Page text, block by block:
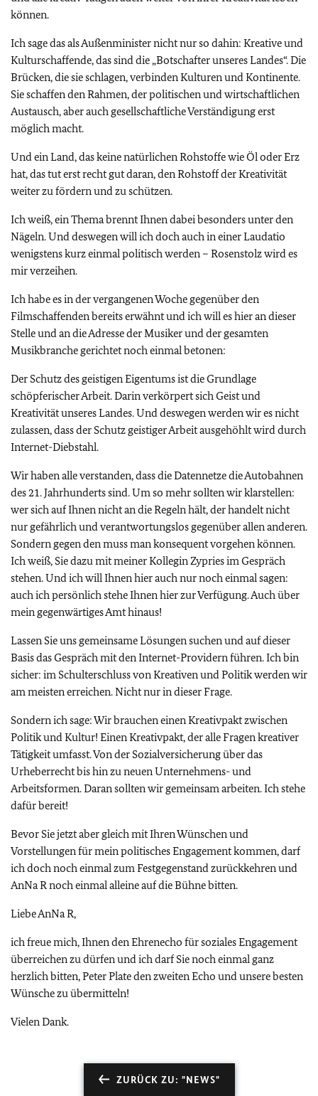
können.
Ich sage das als Außenminister nicht nur so dahin: Kreative und
Kulturschaffende, das sind die „Botschafter unseres Landes“. Die
Brücken, die sie schlagen, verbinden Kulturen und Kontinente.
Sie schaffen den Rahmen, der politischen und wirtschaftlichen
Austausch, aber auch gesellschaftliche Verständigung erst
möglich macht.
Und ein Land, das keine natürlichen Rohstoffe wie Öl oder Erz
hat, das tut erst recht gut daran, den Rohstoff der Kreativität
weiter zu fördern und zu schützen.
Ich weiß, ein Thema brennt Ihnen dabei besonders unter den
Nägeln. Und deswegen will ich doch auch in einer Laudatio
wenigstens kurz einmal politisch werden – Rosenstolz wird es
mir verzeihen.
Ich habe es in der vergangenen Woche gegenüber den
Filmschaffenden bereits erwähnt und ich will es hier an dieser
Stelle und an die Adresse der Musiker und der gesamten
Musikbranche gerichtet noch einmal betonen:
Der Schutz des geistigen Eigentums ist die Grundlage
schöpferischer Arbeit. Darin verkörpert sich Geist und
Kreativität unseres Landes. Und deswegen werden wir es nicht
zulassen, dass der Schutz geistiger Arbeit ausgehöhlt wird durch
Internet-Diebstahl.
Wir haben alle verstanden, dass die Datennetze die Autobahnen
des 21. Jahrhunderts sind. Um so mehr sollten wir klarstellen:
wer sich auf Ihnen nicht an die Regeln hält, der handelt nicht
nur gefährlich und verantwortungslos gegenüber allen anderen.
Sondern gegen den muss man konsequent vorgehen können.
Ich weiß, Sie dazu mit meiner Kollegin Zypries im Gespräch
stehen. Und ich will Ihnen hier auch nur noch einmal sagen:
auch ich persönlich stehe Ihnen hier zur Verfügung. Auch über
mein gegenwärtiges Amt hinaus!
Lassen Sie uns gemeinsame Lösungen suchen und auf dieser
Basis das Gespräch mit den Internet-Providern führen. Ich bin
sicher: im Schulterschluss von Kreativen und Politik werden wir
am meisten erreichen. Nicht nur in dieser Frage.
Sondern ich sage: Wir brauchen einen Kreativpakt zwischen
Politik und Kultur! Einen Kreativpakt, der alle Fragen kreativer
Tätigkeit umfasst. Von der Sozialversicherung über das
Urheberrecht bis hin zu neuen Unternehmens- und
Arbeitsformen. Daran sollten wir gemeinsam arbeiten. Ich stehe
dafür bereit!
Bevor Sie jetzt aber gleich mit Ihren Wünschen und
Vorstellungen für mein politisches Engagement kommen, darf
ich doch noch einmal zum Festgegenstand zurückkehren und
AnNa R noch einmal alleine auf die Bühne bitten.
Liebe AnNa R,
ich freue mich, Ihnen den Ehrenecho für soziales Engagement
überreichen zu dürfen und ich darf Sie noch einmal ganz
herzlich bitten, Peter Plate den zweiten Echo und unsere besten
Wünsche zu übermitteln!
Vielen Dank.
ZURÜCK ZU: "NEWS"